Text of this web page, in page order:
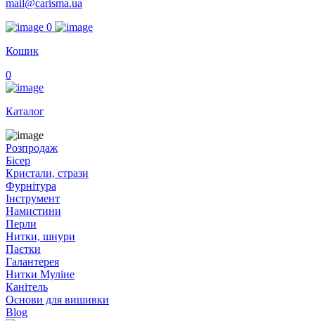
mail@carisma.ua
0
Кошик
0
Каталог
Розпродаж
Бісер
Кристали, стрази
Фурнітура
Інструмент
Намистини
Перли
Нитки, шнури
Паєтки
Галантерея
Нитки Муліне
Канітель
Основи для вишивки
Blog